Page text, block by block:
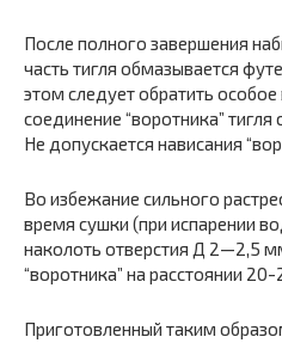
После полного завершения
часть тигля обмазывается
этом следует обратить
соединение “воротника”
Не допускается нависания
Во избежание сильного
время сушки (при испарении
наколоть отверстия Д 2—2,5
“воротника” на расстоянии
Приготовленный таким